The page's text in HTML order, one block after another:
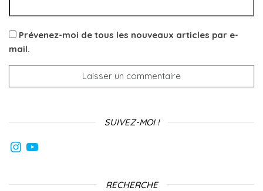
Prévenez-moi de tous les nouveaux articles par e-
mail.
SUIVEZ-MOI !
Instagram
YouTube
RECHERCHE